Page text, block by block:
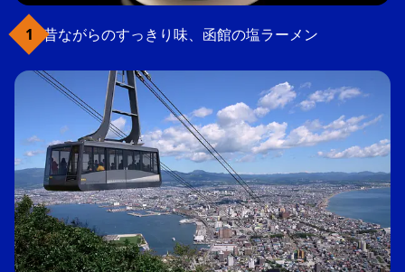
昔ながらのすっきり味、函館の塩ラーメン